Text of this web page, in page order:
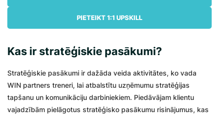
PIETEIKT 1:1 UPSKILL
Kas ir stratēģiskie pasākumi?
Stratēģiskie pasākumi ir dažāda veida aktivitātes, ko vada
WIN partners treneri, lai atbalstītu uzņēmumu stratēģijas
tapšanu un komunikāciju darbiniekiem. Piedāvājam klientu
vajadzībām pielāgotus stratēģisko pasākumu risinājumus, kas